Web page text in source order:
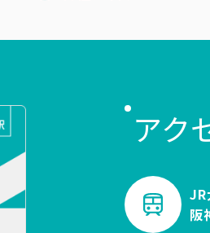
アク
JR
阪